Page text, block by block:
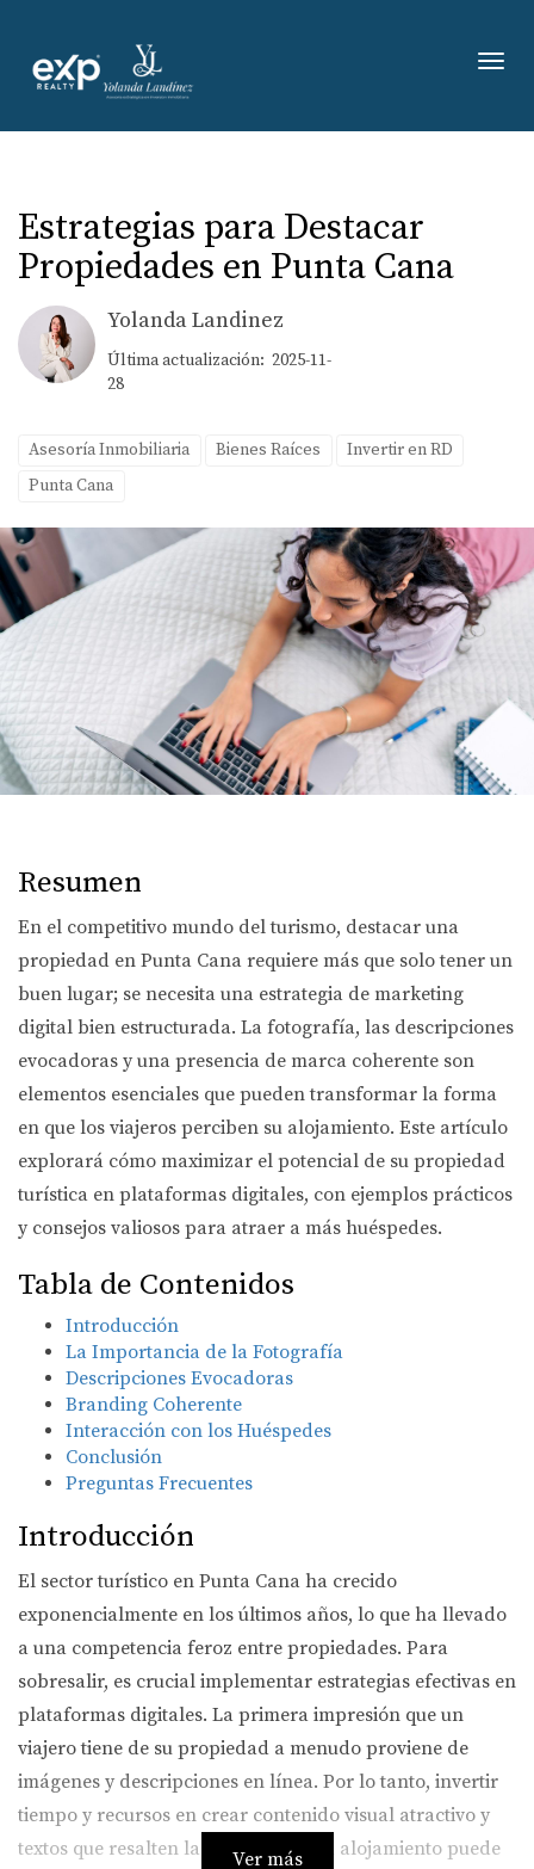
Estrategias para Destacar
Propiedades en Punta Cana
Yolanda Landinez
Última actualización: 2025-11-
28
Asesoría Inmobiliaria Bienes Raíces
Invertir en RD
Punta Cana
Resumen
En el competitivo mundo del turismo, destacar una
propiedad en Punta Cana requiere más que solo tener un
buen lugar; se necesita una estrategia de marketing
digital bien estructurada. La fotografía, las descripciones
evocadoras y una presencia de marca coherente son
elementos esenciales que pueden transformar la forma
en que los viajeros perciben su alojamiento. Este artículo
explorará cómo maximizar el potencial de su propiedad
turística en plataformas digitales, con ejemplos prácticos
y consejos valiosos para atraer a más huéspedes.
Tabla de Contenidos
Introducción
La Importancia de la Fotografía
Descripciones Evocadoras
Branding Coherente
Interacción con los Huéspedes
Conclusión
Preguntas Frecuentes
Introducción
El sector turístico en Punta Cana ha crecido
exponencialmente en los últimos años, lo que ha llevado
a una competencia feroz entre propiedades. Para
sobresalir, es crucial implementar estrategias efectivas en
plataformas digitales. La primera impresión que un
viajero tiene de su propiedad a menudo proviene de
imágenes y descripciones en línea. Por lo tanto, invertir
tiempo y recursos en crear contenido visual atractivo y
textos que resalten las ventajas de su alojamiento puede
Ver más